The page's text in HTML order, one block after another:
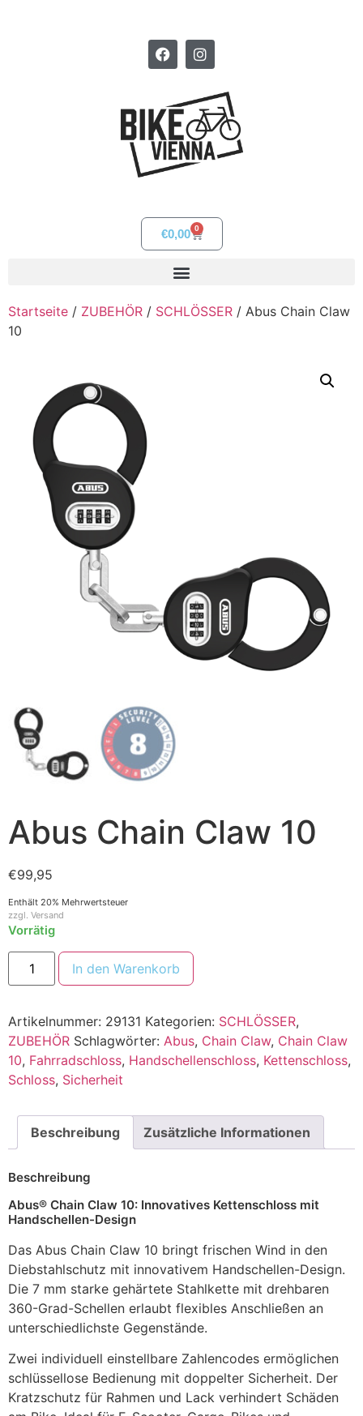
€0,00 0
Startseite / ZUBEHÖR / SCHLÖSSER / Abus Chain Claw
10
Abus Chain Claw 10
€99,95
Enthält 20% Mehrwertsteuer
zzgl. Versand
Vorrätig
In den Warenkorb
Artikelnummer: 29131 Kategorien: SCHLÖSSER,
ZUBEHÖR Schlagwörter: Abus, Chain Claw, Chain Claw
10, Fahrradschloss, Handschellenschloss, Kettenschloss,
Schloss, Sicherheit
Beschreibung Zusätzliche Informationen
Beschreibung
Abus® Chain Claw 10: Innovatives Kettenschloss mit
Handschellen-Design
Das Abus Chain Claw 10 bringt frischen Wind in den
Diebstahlschutz mit innovativem Handschellen-Design.
Die 7 mm starke gehärtete Stahlkette mit drehbaren
360-Grad-Schellen erlaubt flexibles Anschließen an
unterschiedlichste Gegenstände.
Zwei individuell einstellbare Zahlencodes ermöglichen
schlüssellose Bedienung mit doppelter Sicherheit. Der
Kratzschutz für Rahmen und Lack verhindert Schäden